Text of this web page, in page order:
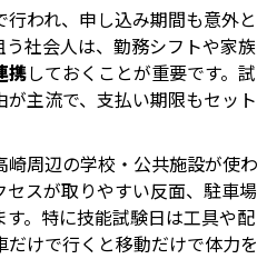
われ、申し込み期間も意外と
社会人は、勤務シフトや家族
携しておくことが重要です。試
主流で、支払い期限もセット
周辺の学校・公共施設が使わ
スが取りやすい反面、駐車場
。特に技能試験日は工具や配
けで行くと移動だけで体力を